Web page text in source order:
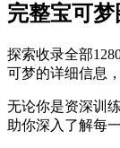
完整宝可梦
探索收录全部
可梦的详细信息
无论你是资深训
助你深入了解每